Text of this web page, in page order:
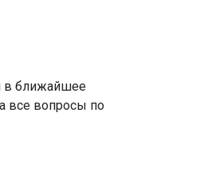
в ближайшее
все вопросы по